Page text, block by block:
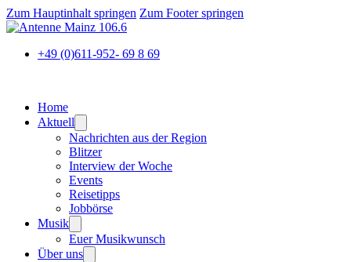
Zum Hauptinhalt springen Zum Footer springen
+49 (0)611-952- 69 8 69
Home
Aktuell
Nachrichten aus der Region
Blitzer
Interview der Woche
Events
Reisetipps
Jobbörse
Musik
Euer Musikwunsch
Über uns